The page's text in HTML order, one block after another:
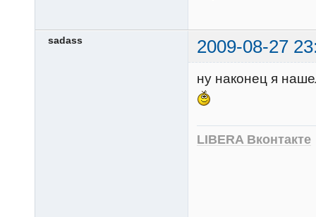
sadass 2009-08-27
ну наконец я
LIBERA Вконтакте